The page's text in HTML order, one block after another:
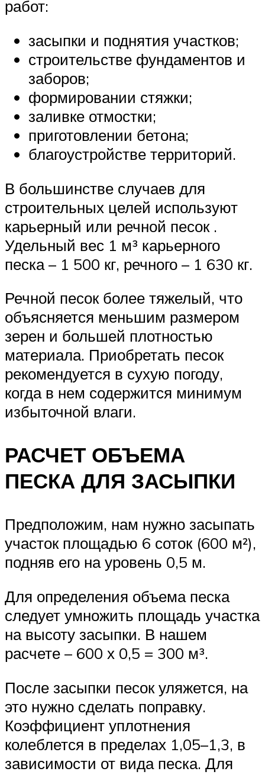
работ:
засыпки и поднятия участков;
строительстве фундаментов и
заборов;
формировании стяжки;
заливке отмостки;
приготовлении бетона;
благоустройстве территорий.
В большинстве случаев для
строительных целей используют
карьерный или речной песок .
Удельный вес 1 м³ карьерного
песка – 1 500 кг, речного – 1 630 кг.
Речной песок более тяжелый, что
объясняется меньшим размером
зерен и большей плотностью
материала. Приобретать песок
рекомендуется в сухую погоду,
когда в нем содержится минимум
избыточной влаги.
РАСЧЕТ ОБЪЕМА
ПЕСКА ДЛЯ ЗАСЫПКИ
Предположим, нам нужно засыпать
участок площадью 6 соток (600 м²),
подняв его на уровень 0,5 м.
Для определения объема песка
следует умножить площадь участка
на высоту засыпки. В нашем
расчете – 600 х 0,5 = 300 м³.
После засыпки песок уляжется, на
это нужно сделать поправку.
Коэффициент уплотнения
колеблется в пределах 1,05–1,3, в
зависимости от вида песка. Для